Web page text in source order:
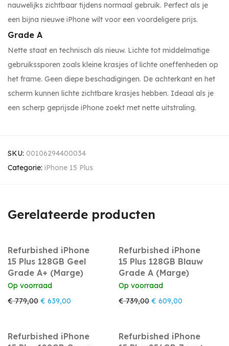
nauwelijks zichtbaar tijdens normaal gebruik. Perfect als je
een bijna nieuwe iPhone wilt voor een voordeligere prijs.
Grade A
Nette staat en technisch als nieuw. Lichte tot middelmatige
gebruikssporen zoals kleine krasjes of lichte oneffenheden op
het frame. Geen diepe beschadigingen. De achterkant en het
scherm kunnen lichte zichtbare krasjes hebben. Ideaal als je
een scherp geprijsde iPhone zoekt met nette uitstraling.
SKU: 00106294400034
Categorie: iPhone 15 Plus
Gerelateerde producten
Refurbished iPhone
15 Plus 128GB Geel
Grade A+ (Marge)
Op voorraad
€779,00 Oorspronkelijke prijs was: € 779,00.
€ 639,00 Huidige prijs is: € 639,00.
Refurbished iPhone
15 Plus 128GB Blauw
Grade A (Marge)
Op voorraad
€739,00 Oorspronkelijke prijs
€ 609,00
Refurbished iPhone
Refurbished iPhone